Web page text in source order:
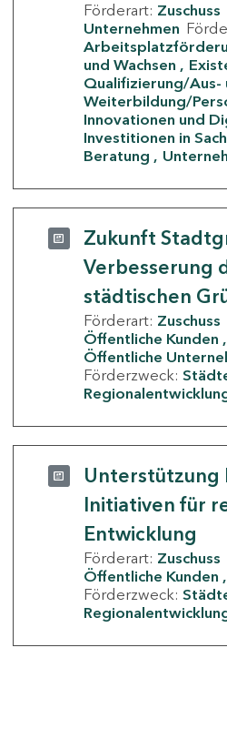
Förderart: Zuschuss
Unternehmen
und Wachsen
Qualifizierung/Aus-
Weiterbildung/
Innovationen und
Investitionen in
Beratung
Zukunft
Verbesserung
städtischen
Förderart: Zuschuss
Öffentliche Kunden
Öffentliche
Förderzweck:
Unterstützung
Initiativen für
Entwicklung
Förderart: Zuschuss
Öffentliche Kunden
Förderzweck: